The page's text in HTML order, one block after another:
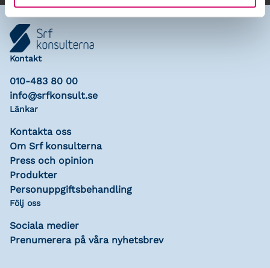
Kontakt
010-483 80 00
info@srfkonsult.se
Länkar
Kontakta oss
Om Srf konsulterna
Press och opinion
Produkter
Personuppgiftsbehandling
Följ oss
Sociala medier
Prenumerera på våra nyhetsbrev